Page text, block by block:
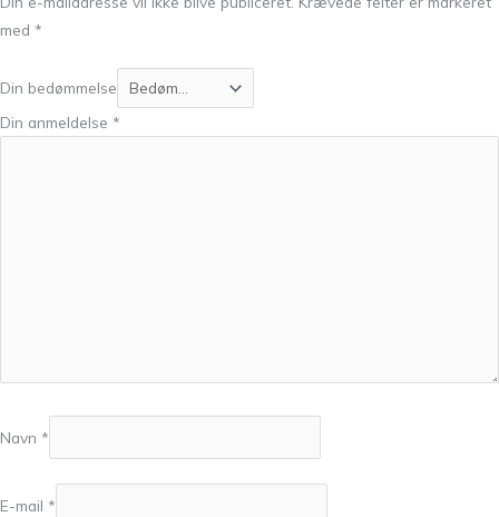
med *
Din bedømmelse
Din anmeldelse *
Navn *
E-mail *